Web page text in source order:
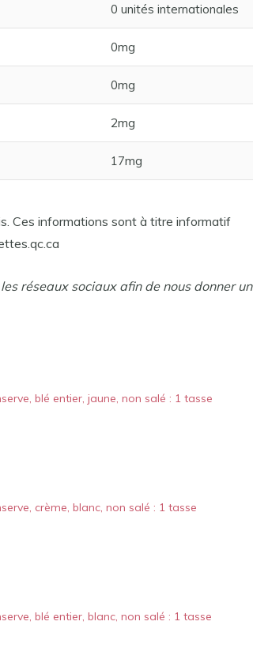
0 unités internationales
0mg
0mg
2mg
17mg
Ces informations sont à titre informatif
réseaux sociaux afin de nous donner un
blé entier, jaune, non salé : 1 tasse
crème, blanc, non salé : 1 tasse
blé entier, blanc, non salé : 1 tasse